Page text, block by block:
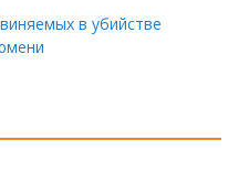
в убийстве